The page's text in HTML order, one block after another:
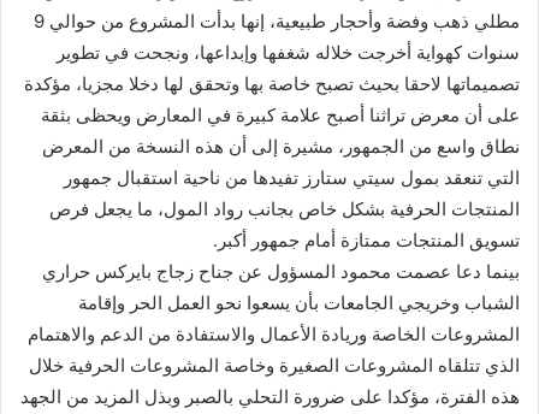
مطلي ذهب وفضة وأحجار طبيعية، إنها بدأت المشروع من حوالي 9
سنوات كهواية أخرجت خلاله شغفها وإبداعها، ونجحت في تطوير
تصميماتها لاحقا بحيث تصبح خاصة بها وتحقق لها دخلا مجزيا، مؤكدة
على أن معرض تراثنا أصبح علامة كبيرة في المعارض ويحظى بثقة
نطاق واسع من الجمهور، مشيرة إلى أن هذه النسخة من المعرض
التي تنعقد بمول سيتي ستارز تفيدها من ناحية استقبال جمهور
المنتجات الحرفية بشكل خاص بجانب رواد المول، ما يجعل فرص
تسويق المنتجات ممتازة أمام جمهور أكبر.
بينما دعا عصمت محمود المسؤول عن جناح زجاج بايركس حراري
الشباب وخريجي الجامعات بأن يسعوا نحو العمل الحر وإقامة
المشروعات الخاصة وريادة الأعمال والاستفادة من الدعم والاهتمام
الذي تتلقاه المشروعات الصغيرة وخاصة المشروعات الحرفية خلال
هذه الفترة، مؤكدا على ضرورة التحلي بالصبر وبذل المزيد من الجهد